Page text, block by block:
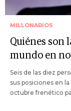
MILLONARIOS
Quiénes son
mundo en
Seis de las diez
sus posiciones en
octubre frenético